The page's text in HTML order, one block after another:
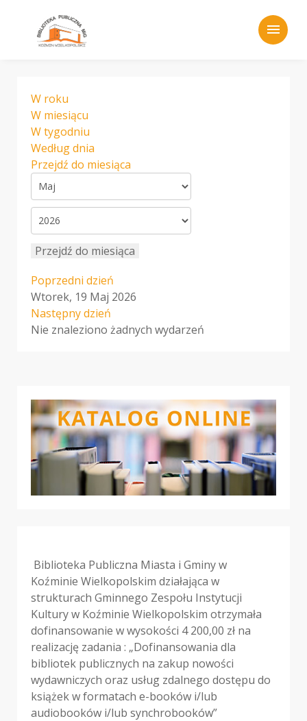
menu
W roku
W miesiącu
W tygodniu
Według dnia
Przejdź do miesiąca
Przejdź do miesiąca
Poprzedni dzień
Wtorek, 19 Maj 2026
Następny dzień
Nie znaleziono żadnych wydarzeń
Biblioteka Publiczna Miasta i Gminy w
Koźminie Wielkopolskim działająca w
strukturach Gminnego Zespołu Instytucji
Kultury w Koźminie Wielkopolskim otrzymała
dofinansowanie w wysokości 4 200,00 zł na
realizację zadania : „Dofinansowania dla
bibliotek publicznych na zakup nowości
wydawniczych oraz usług zdalnego dostępu do
książek w formatach e-booków i/lub
audiobooków i/lub synchrobooków”